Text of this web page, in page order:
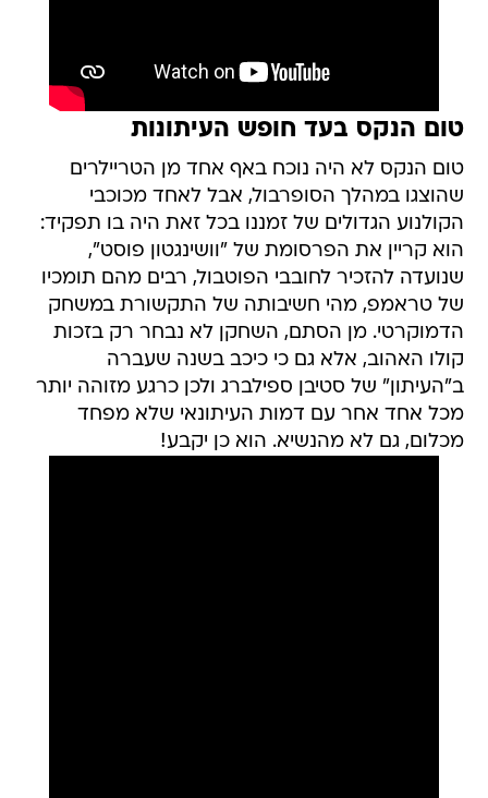
טום הנקס בעד חופש העיתונות
טום הנקס לא היה נוכח באף אחד מן הטריילרים
שהוצגו במהלך הסופרבול, אבל לאחד מכוכבי
הקולנוע הגדולים של זמננו בכל זאת היה בו תפקיד:
הוא קריין את הפרסומת של "וושינגטון פוסט",
שנועדה להזכיר לחובבי הפוטבול, רבים מהם תומכיו
של טראמפ, מהי חשיבותה של התקשורת במשחק
הדמוקרטי. מן הסתם, השחקן לא נבחר רק בזכות
קולו האהוב, אלא גם כי כיכב בשנה שעברה
ב"העיתון" של סטיבן ספילברג ולכן כרגע מזוהה יותר
מכל אחד אחר עם דמות העיתונאי שלא מפחד
מכלום, גם לא מהנשיא. הוא כן יקבע!